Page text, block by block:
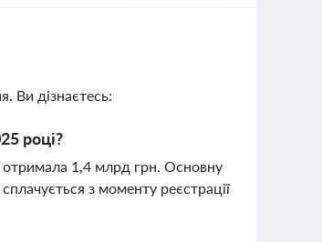
Ви дізнаєтесь:
році?
1,4 млрд грн. Основну
з моменту реєстрації